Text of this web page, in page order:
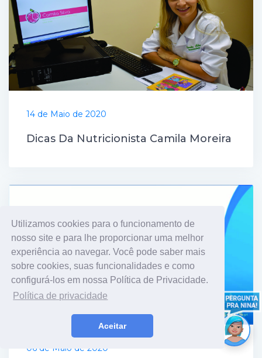
Utilizamos cookies para o funcionamento de
nosso site e para lhe proporcionar uma melhor
experiência ao navegar. Você pode saber mais
sobre cookies, suas funcionalidades e como
configurá-los em nossa Política de Privacidade.
Política de privacidade
Aceitar
14 de Maio de 2020
Dicas Da Nutricionista Camila Moreira
06 de Maio de 2020